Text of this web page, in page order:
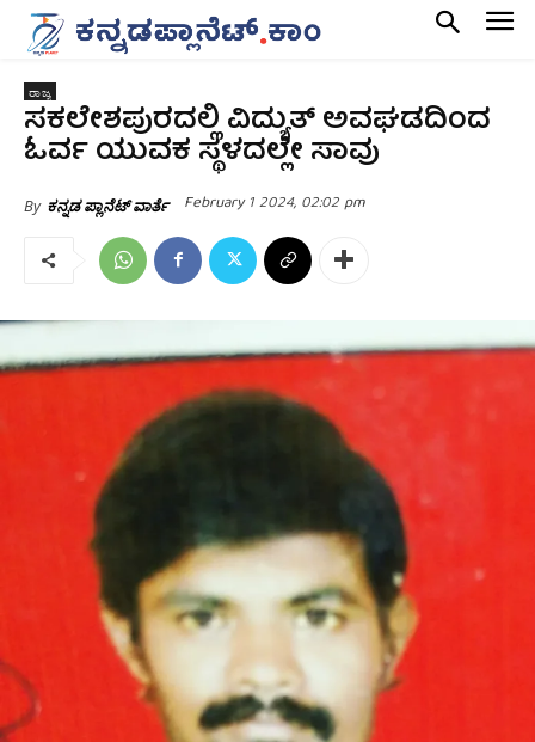
ರಾಜ್ಯ
ಸಕಲೇಶಪುರದಲ್ಲಿ ವಿದ್ಯುತ್ ಅವಘಡದಿಂದ
ಓರ್ವ ಯುವಕ ಸ್ಥಳದಲ್ಲೇ ಸಾವು
By ಕನ್ನಡ ಪ್ಲಾನೆಟ್ ವಾರ್ತೆ February 1 2024, 02:02 pm